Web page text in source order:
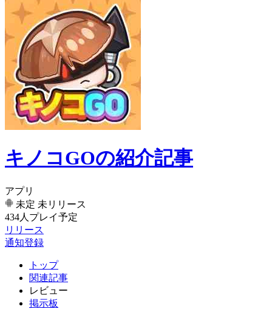
キノコGOの紹介記事
アプリ
未定 未リリース
434人プレイ予定
リリース
通知登録
トップ
関連記事
レビュー
掲示板